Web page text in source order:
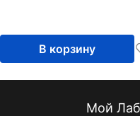
В корзину
Мой